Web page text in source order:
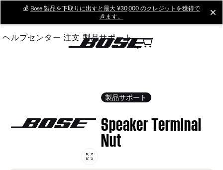
Main
💰 Bose 製品を下取りに出すと最大 ¥30,000 のクレジットを獲得で
きます。
ヘルプセンター 注文 製品サポート
製品サポート
Speaker Terminal
Nut